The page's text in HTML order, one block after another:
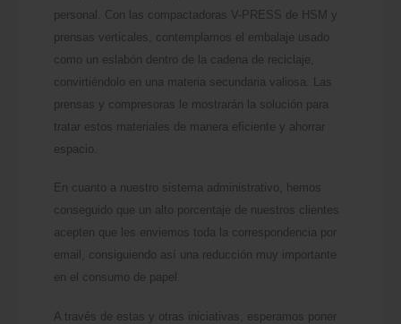
personal. Con las compactadoras V-PRESS de HSM y
prensas verticales, contemplamos el embalaje usado
como un eslabón dentro de la cadena de reciclaje,
convirtiéndolo en una materia secundaria valiosa. Las
prensas y compresoras le mostrarán la solución para
tratar estos materiales de manera eficiente y ahorrar
espacio.
En cuanto a nuestro sistema administrativo, hemos
conseguido que un alto porcentaje de nuestros clientes
acepten que les enviemos toda la correspondencia por
email, consiguiendo así una reducción muy importante
en el consumo de papel.
A través de estas y otras iniciativas, esperamos poner